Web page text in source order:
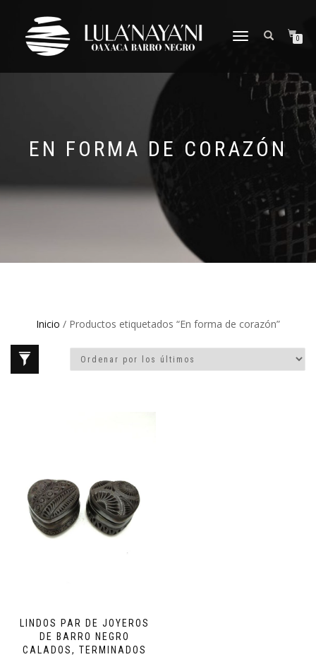
CAMBIAR
0
EN FORMA DE CORAZÓN
Inicio / Productos etiquetados “En forma de corazón”
LINDOS PAR DE JOYEROS
DE BARRO NEGRO
CALADOS, TERMINADOS